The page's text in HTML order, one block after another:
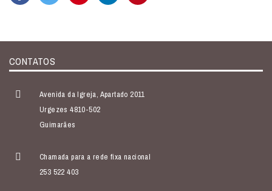
CONTATOS
Avenida da Igreja, Apartado 2011
Urgezes 4810-502
Guimarães
Chamada para a rede fixa nacional
253 522 403